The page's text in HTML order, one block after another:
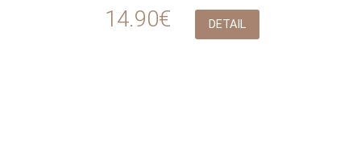
14.90€ DETAIL